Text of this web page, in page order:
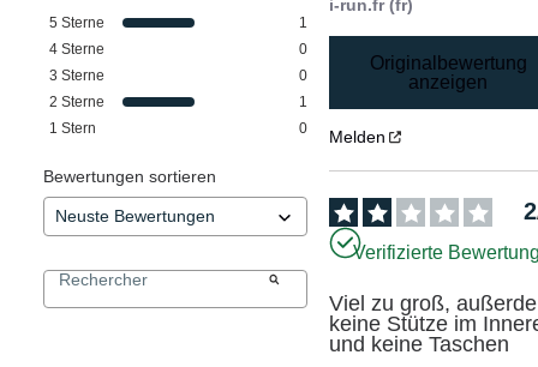
5 Sterne
1
4 Sterne
0
3 Sterne
0
2 Sterne
1
1 Stern 0
Bewertungen sortieren
i-run.fr (fr)
Originalbewertung
anzeigen
Melden
2
Verifizierte
Viel zu groß,
keine Stütze im
und keine Taschen